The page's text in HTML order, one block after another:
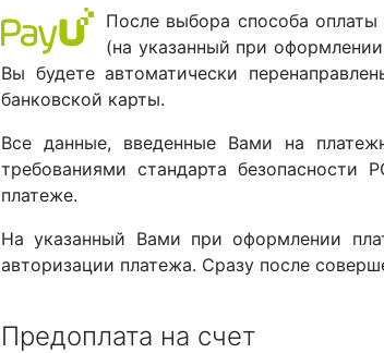
После выбора способа
(на указанный при
Вы будете автоматически
банковской карты.
Все данные, введенные Вами на
требованиями стандарта
платеже.
На указанный Вами при оформлении
авторизации платежа. Сразу после
Предоплата на счет